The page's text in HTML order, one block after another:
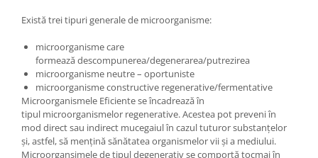
Există trei tipuri generale de microorganisme:
microorganisme care
formează descompunerea/degenerarea/putrezirea
microorganisme neutre – oportuniste
microorganisme constructive regenerative/fermentative
Microorganismele Eficiente se încadrează în
tipul microorganismelor regenerative. Acestea pot preveni în
mod direct sau indirect mucegaiul în cazul tuturor substanțelor
și, astfel, să mențină sănătatea organismelor vii și a mediului.
Microorgansimele de tipul degenerativ se comportă tocmai în